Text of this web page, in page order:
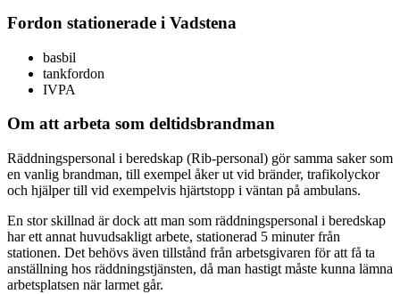
Fordon stationerade i Vadstena
basbil
tankfordon
IVPA
Om att arbeta som deltidsbrandman
Räddningspersonal i beredskap (Rib-personal) gör samma saker som
en vanlig brandman, till exempel åker ut vid bränder, trafikolyckor
och hjälper till vid exempelvis hjärtstopp i väntan på ambulans.
En stor skillnad är dock att man som räddningspersonal i beredskap
har ett annat huvudsakligt arbete, stationerad 5 minuter från
stationen. Det behövs även tillstånd från arbetsgivaren för att få ta
anställning hos räddningstjänsten, då man hastigt måste kunna lämna
arbetsplatsen när larmet går.